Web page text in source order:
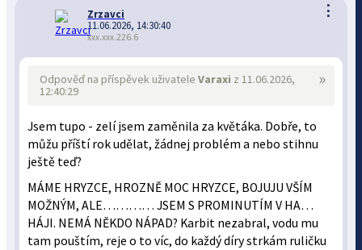
⋮
Zrzavci
11.06.2026, 14:30:40
xxx.xxx.226.6
»
Odpověď na příspěvek uživateleVaraxi z 11.06.2026,
12:40:29
Jsem tupo - zelí jsem zaměnila za květáka. Dobře, to
můžu příští rok udělat, žádnej problém a nebo stihnu
ještě teď?
MÁME HRYZCE, HROZNĚ MOC HRYZCE, BOJUJU VŠÍM
MOŽNÝM, ALE………… JSEM S PROMINUTÍM V HA…
HÁJI. NEMÁ NĚKDO NÁPAD? Karbit nezabral, vodu mu
tam pouštím, reje o to víc, do každý díry strkám ruličku